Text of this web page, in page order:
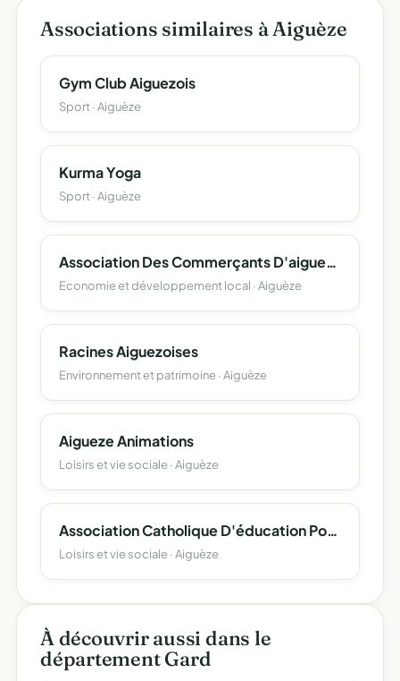
Associations similaires à Aiguèze
Gym Club Aiguezois
Sport · Aiguèze
Kurma Yoga
Sport · Aiguèze
Association Des Commerçants D'aigueze
Economie et développement local · Aiguèze
Racines Aiguezoises
Environnement et patrimoine · Aiguèze
Aigueze Animations
Loisirs et vie sociale · Aiguèze
Association Catholique D'éducation Populaire
Loisirs et vie sociale · Aiguèze
À découvrir aussi dans le
département Gard